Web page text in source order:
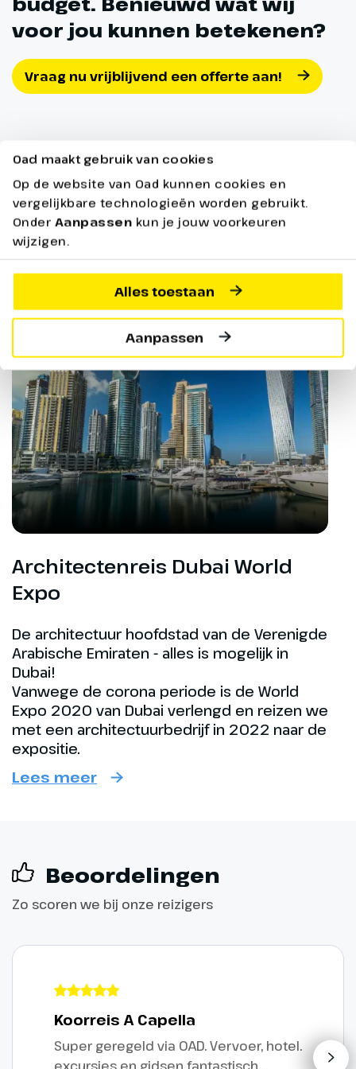
Oad maakt gebruik van cookies
Op de website van Oad kunnen cookies en
vergelijkbare technologieën worden gebruikt.
Onder Aanpassen kun je jouw voorkeuren
wijzigen.
Alles toestaan
Aanpassen
voor jou kunnen betekenen?
Vraag nu vrijblijvend een offerte aan!
Lees hier meer over
onze uitgevoerde reizen
Architectenreis Dubai World
Expo
De architectuur hoofdstad van de Verenigde
Arabische Emiraten - alles is mogelijk in
Dubai!
Vanwege de corona periode is de World
Expo 2020 van Dubai verlengd en reizen we
met een architectuurbedrijf in 2022 naar de
expositie.
Lees meer
Beoordelingen
Zo scoren we bij onze reizigers
Koorreis A Capella
Super geregeld via OAD. Vervoer, hotel.
excursies en gidsen fantastisch.